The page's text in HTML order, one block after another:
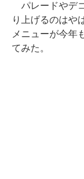
パレードやデ
り上げるのはや
メニューが今年
てみた。